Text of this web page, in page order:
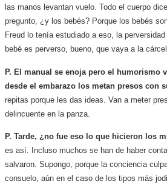
las manos levantan vuelo. Todo el cuerpo
pregunto, ¿y los bebés? Porque los bebés
Freud lo tenía estudiado a eso, la
bebé es perverso, bueno, que vaya a la
P. El manual se enoja pero el humorismo
desde el embarazo los metan presos con
repitas porque les das ideas. Van a meter
delincuente en la panza.
P. Tarde, ¿no fue eso lo que hicieron los
es así. Incluso muchos se han de haber
salvaron. Supongo, porque la conciencia
consuelo, aún en el caso de los tipos más